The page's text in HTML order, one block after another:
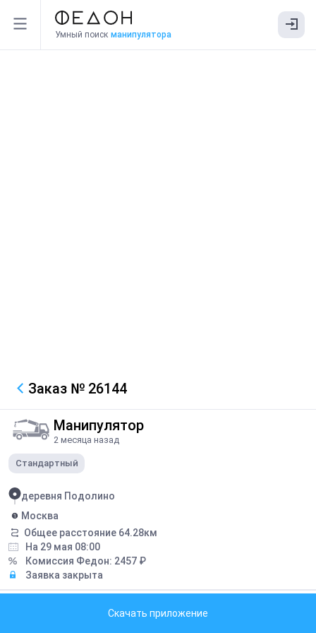
Умный поиск манипулятора
Заказ № 26144
Манипулятор
2 месяца назад
Стандартный
деревня Подолино
Москва
Общее расстояние 64.28км
На 29 мая 08:00
Комиссия Федон: 2457 ₽
Заявка закрыта
Перевозка металлических пластин, 500-800кг, контакт на загрузке
Скачать приложение